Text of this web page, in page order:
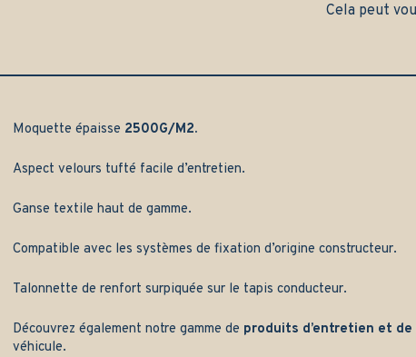
Gamme
Cela peut
Moquette épaisse 2500G/M2.
Aspect velours tufté facile d’entretien.
Ganse textile haut de gamme.
Compatible avec les systèmes de fixation d’origine constructeur.
Talonnette de renfort surpiquée sur le tapis conducteur.
Découvrez également notre gamme de produits d’entretien et
véhicule.